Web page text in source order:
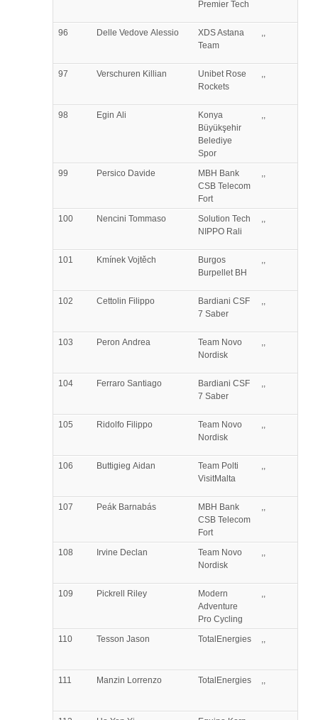
Premier Tech
96 Delle Vedove Alessio
XDS Astana
Team
,,
97 Verschuren Killian
Unibet Rose
Rockets
,,
98 Egin Ali
Konya
Büyükşehir
Belediye
Spor
,,
99 Persico Davide
MBH Bank
CSB Telecom
Fort
,,
100 Nencini Tommaso
Solution Tech
NIPPO Rali
,,
101 Kmínek Vojtěch
Burgos
Burpellet BH
,,
102 Cettolin Filippo
Bardiani CSF
7 Saber
,,
103 Peron Andrea
Team Novo
Nordisk
,,
104 Ferraro Santiago
Bardiani CSF
7 Saber
,,
105 Ridolfo Filippo
Team Novo
Nordisk
,,
106 Buttigieg Aidan
Team Polti
VisitMalta
,,
107 Peák Barnabás
MBH Bank
CSB Telecom
Fort
,,
108 Irvine Declan
Team Novo
Nordisk
,,
109 Pickrell Riley
Modern
Adventure
Pro Cycling
,,
110 Tesson Jason TotalEnergies ,,
111 Manzin Lorrenzo TotalEnergies ,,